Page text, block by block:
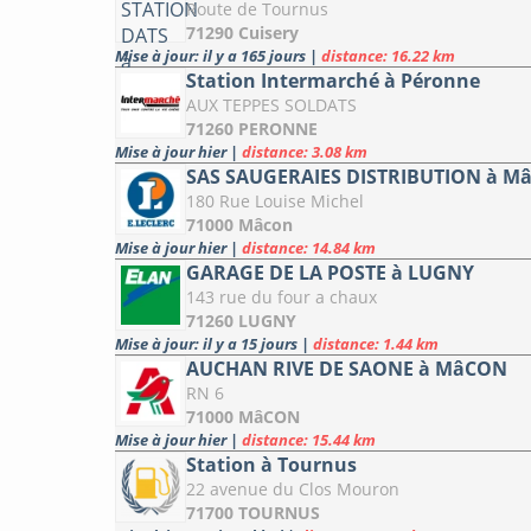
Route de Tournus
71290 Cuisery
Mise à jour: il y a 165 jours | distance: 16.22 km
Station Intermarché à Péronne
AUX TEPPES SOLDATS
71260 PERONNE
Mise à jour hier | distance: 3.08 km
SAS SAUGERAIES DISTRIBUTION à
180 Rue Louise Michel
71000 Mâcon
Mise à jour hier | distance: 14.84 km
GARAGE DE LA POSTE à LUGNY
143 rue du four a chaux
71260 LUGNY
Mise à jour: il y a 15 jours | distance: 1.44 km
AUCHAN RIVE DE SAONE à MâCON
RN 6
71000 MâCON
Mise à jour hier | distance: 15.44 km
Station à Tournus
22 avenue du Clos Mouron
71700 TOURNUS